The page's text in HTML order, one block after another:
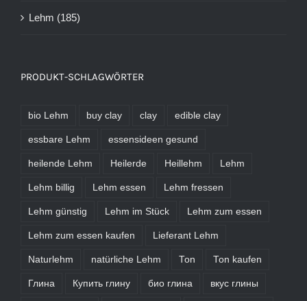
Lehm (185)
PRODUKT-SCHLAGWÖRTER
bio Lehm buy clay clay edible clay
essbare Lehm essensideen gesund
heilende Lehm Heilerde Heillehm Lehm
Lehm billig Lehm essen Lehm fressen
Lehm günstig Lehm im Stück Lehm zum essen
Lehm zum essen kaufen Lieferant Lehm
Naturlehm natürliche Lehm Ton Ton kaufen
Глина Купить глину био глина вкус глины